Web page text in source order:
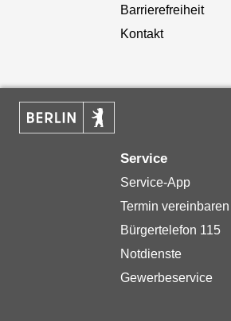
Barrierefreiheit
Kontakt
Service
Service-App
Termin vereinbaren
Bürgertelefon 115
Notdienste
Gewerbeservice